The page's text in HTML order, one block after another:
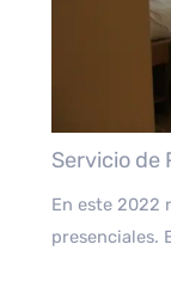
Servicio de
En este 2022
presenciales.